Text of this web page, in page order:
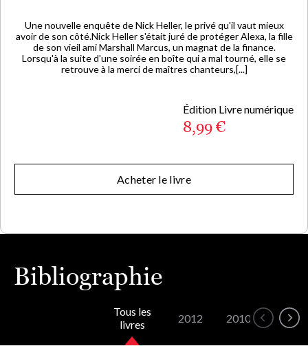
Une nouvelle enquête de Nick Heller, le privé qu'il vaut mieux
avoir de son côté.Nick Heller s'était juré de protéger Alexa, la fille
de son vieil ami Marshall Marcus, un magnat de la finance.
Lorsqu'à la suite d'une soirée en boîte qui a mal tourné, elle se
retrouve à la merci de maîtres chanteurs,[...]
Édition Livre numérique
8,99 €
Acheter le livre
Bibliographie
Tous les
livres
2012 2010 2008